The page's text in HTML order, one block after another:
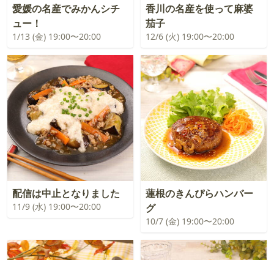
愛媛の名産でみかんシチ
ュー！
1/13 (金) 19:00〜20:00
香川の名産を使って麻婆
茄子
12/6 (火) 19:00〜20:00
配信は中止となりました
11/9 (水) 19:00〜20:00
蓮根のきんぴらハンバー
グ
10/7 (金) 19:00〜20:00